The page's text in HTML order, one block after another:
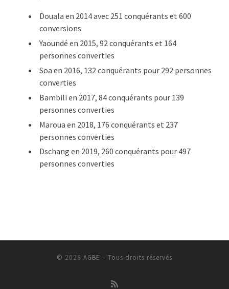
Douala en 2014 avec 251 conquérants et 600
conversions
Yaoundé en 2015, 92 conquérants et 164
personnes converties
Soa en 2016, 132 conquérants pour 292 personnes
converties
Bambili en 2017, 84 conquérants pour 139
personnes converties
Maroua en 2018, 176 conquérants et 237
personnes converties
Dschang en 2019, 260 conquérants pour 497
personnes converties
© 2026 AGBE – Tous droits réservés